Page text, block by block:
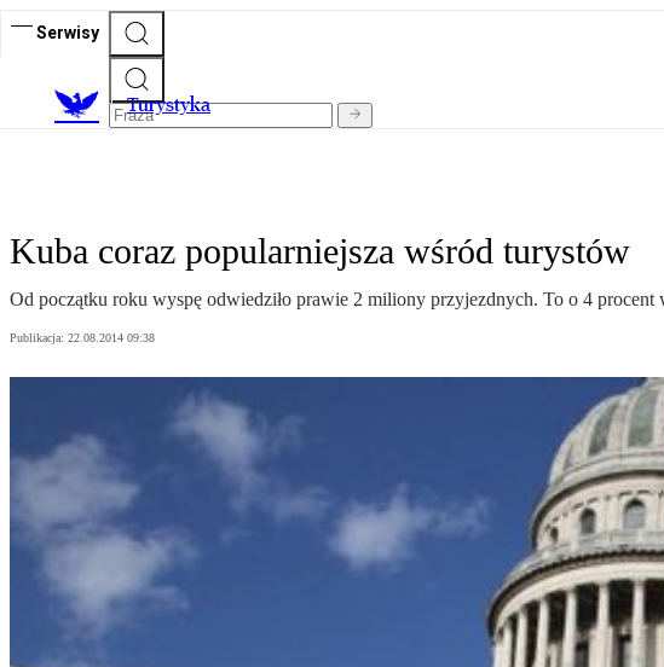
Serwisy
Turystyka
Kuba coraz popularniejsza wśród turystów
Od początku roku wyspę odwiedziło prawie 2 miliony przyjezdnych. To o 4
Publikacja: 22.08.2014 09:38